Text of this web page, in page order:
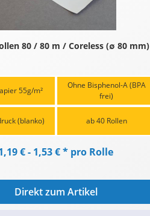
80 / 80 m / Coreless (∅ 80 mm)
55g/m²
Ohne Bisphenol-A (BPA
frei)
(blanko) ab 40 Rollen
€ - 1,53 € * pro Rolle
Direkt zum Artikel